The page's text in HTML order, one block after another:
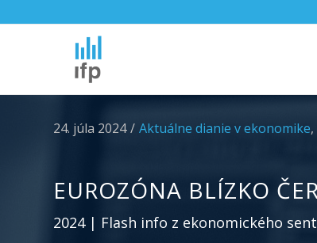
24. júla 2024 / Aktuálne dianie v ekonomike,
EUROZÓNA BLÍZKO
2024 | Flash info z ekonomického